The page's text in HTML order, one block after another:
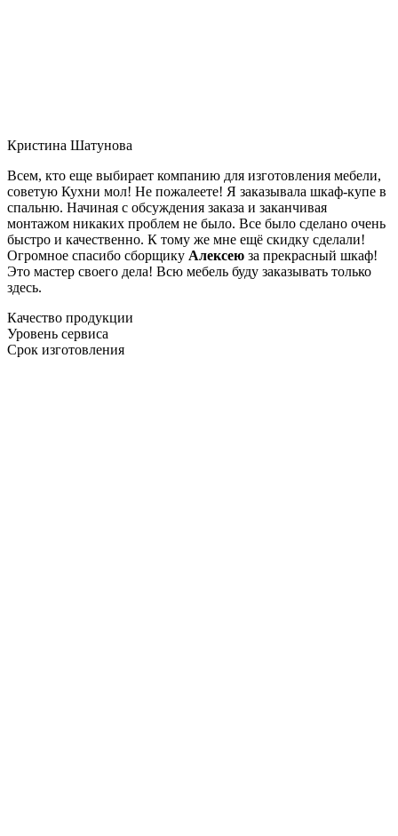
Кристина Шатунова
Всем, кто еще выбирает компанию для изготовления мебели,
советую Кухни мол! Не пожалеете! Я заказывала шкаф-купе в
спальню. Начиная с обсуждения заказа и заканчивая
монтажом никаких проблем не было. Все было сделано очень
быстро и качественно. К тому же мне ещё скидку сделали!
Огромное спасибо сборщику Алексею за прекрасный шкаф!
Это мастер своего дела! Всю мебель буду заказывать только
здесь.
Качество продукции
Уровень сервиса
Срок изготовления